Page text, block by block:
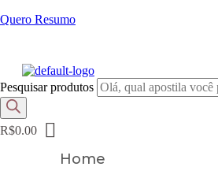
Quero Resumo
Pesquisar produtos
R$0.00
Home